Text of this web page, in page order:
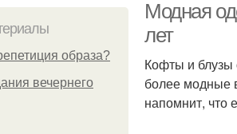
образа?
вечернего
Модная
лет
Кофты и блузы
более модные
напомнит, что